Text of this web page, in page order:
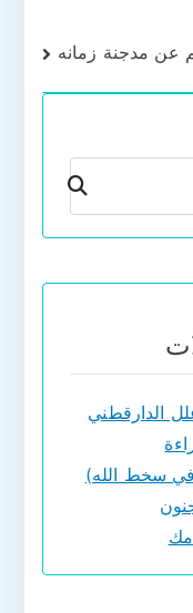
عن مدجنة زمانه
بحث
الدارقطني
سخط الله)